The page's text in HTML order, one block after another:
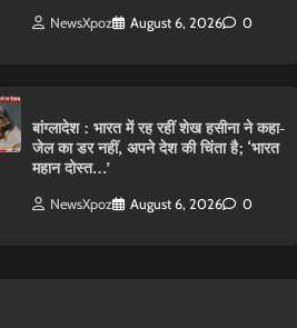
NewsXpoz August 6, 2026 0
बांग्लादेश : भारत में रह रहीं शेख हसीना ने कहा-
जेल का डर नहीं, अपने देश की चिंता है; ‘भारत
महान दोस्त…’
NewsXpoz August 6, 2026 0